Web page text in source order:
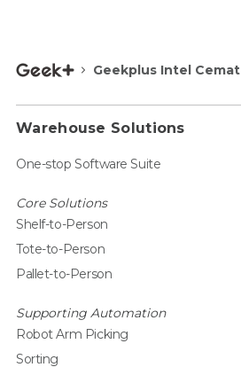
Geekplus Intel Cemat
Warehouse Solutions
One-stop Software Suite
Core Solutions
Shelf-to-Person
Tote-to-Person
Pallet-to-Person
Supporting Automation
Robot Arm Picking
Sorting